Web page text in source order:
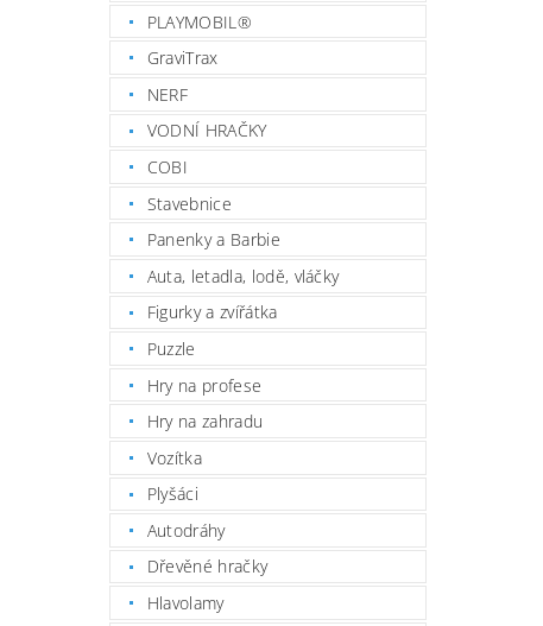
PLAYMOBIL®
GraviTrax
NERF
VODNÍ HRAČKY
COBI
Stavebnice
Panenky a Barbie
Auta, letadla, lodě, vláčky
Figurky a zvířátka
Puzzle
Hry na profese
Hry na zahradu
Vozítka
Plyšáci
Autodráhy
Dřevěné hračky
Hlavolamy